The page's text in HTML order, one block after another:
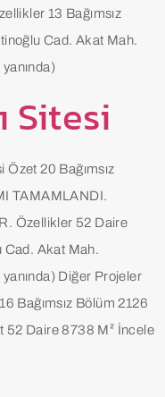
13 Bağımsız
Cad. Akat Mah.
Sitesi
Özet 20 Bağımsız
TAMAMLANDI.
Özellikler 52 Daire
Cad. Akat Mah.
Diğer Projeler
Bağımsız Bölüm 2126
52 Daire 8738 M² İncele